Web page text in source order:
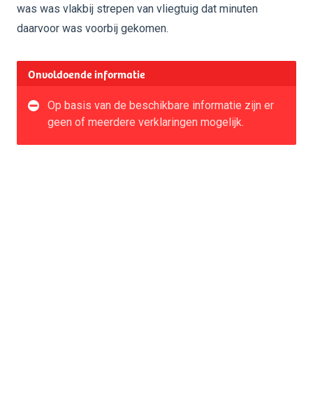
was was vlakbij strepen van vliegtuig dat minuten
daarvoor was voorbij gekomen.
Onvoldoende informatie
Op basis van de beschikbare informatie zijn er
geen of meerdere verklaringen mogelijk.